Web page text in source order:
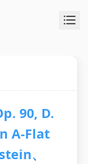
90, D.
A-Flat
、